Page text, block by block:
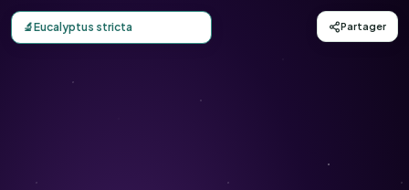
Carte d'observation du Eucalyptus stricta (Eucalyptus
🔬Eucalyptus stricta Partager